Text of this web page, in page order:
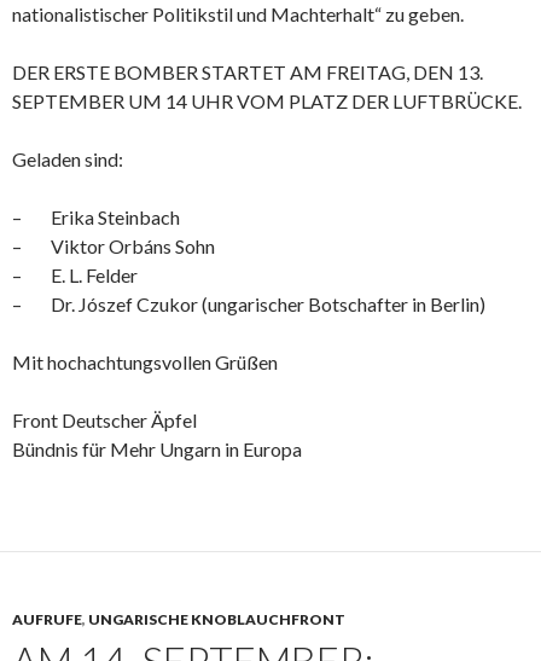
nationalistischer Politikstil und Machterhalt“ zu geben.
DER ERSTE BOMBER STARTET AM FREITAG, DEN 13.
SEPTEMBER UM 14 UHR VOM PLATZ DER LUFTBRÜCKE.
Geladen sind:
– Erika Steinbach
– Viktor Orbáns Sohn
– E. L. Felder
– Dr. Jószef Czukor (ungarischer Botschafter in Berlin)
Mit hochachtungsvollen Grüßen
Front Deutscher Äpfel
Bündnis für Mehr Ungarn in Europa
AUFRUFE, UNGARISCHE KNOBLAUCHFRONT